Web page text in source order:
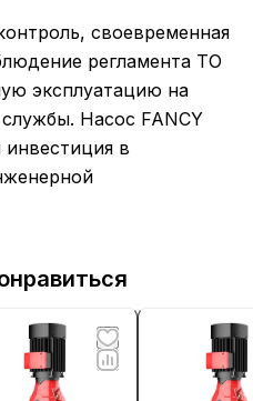
своевременная
регламента ТО
эксплуатацию на
Насос FANCY
в